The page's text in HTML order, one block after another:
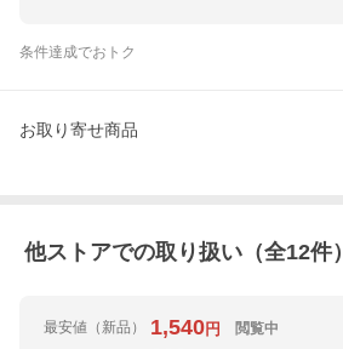
条件達成でおトク
お取り寄せ商品
他ストアでの取り扱い（全12件）
最安値 （新品） 1,540円
閲覧中